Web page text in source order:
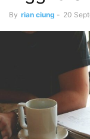
By rian ciung - 20